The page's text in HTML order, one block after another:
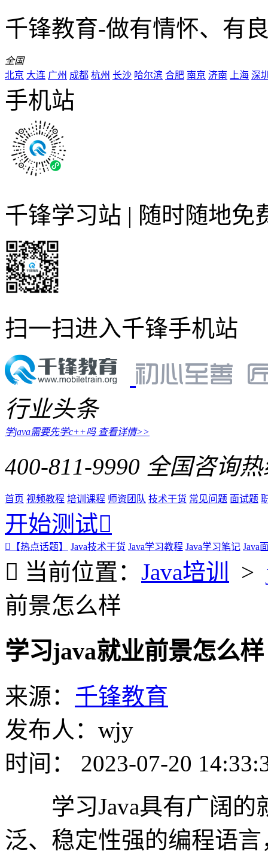
千锋教育-做有情怀、有
全国
北京 大连 广州 成都 杭州 长沙 哈尔滨 合肥 南京 济南 上海 深
手机站
千锋学习站 | 随时随地免
扫一扫进入千锋手机站
行业头条
学java需要先学c++吗 查看详情>>
400-811-9990 全国咨询
首页 视频教程 培训课程 师资团队 技术干货 常见问题 面试题
开始测试
【热点话题】 Java技术干货 Java学习教程 Java学习笔记 Java
当前位置： Java培训 >
前景怎么样
学习java就业前景怎么样
来源： 千锋教育
发布人：wjy
时间： 2023-07-20
学习Java具有广阔的
泛、稳定性强的编程语